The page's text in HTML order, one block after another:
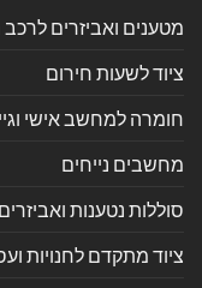
מטענים ואביזרים
ציוד לשעות חירום
חומרה למחשב אישי
מחשבים נייחים
סוללות נטענות ואביזרים
ציוד מתקדם לחנויות